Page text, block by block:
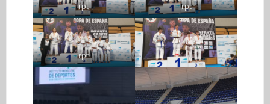
rpt rpt
rpt